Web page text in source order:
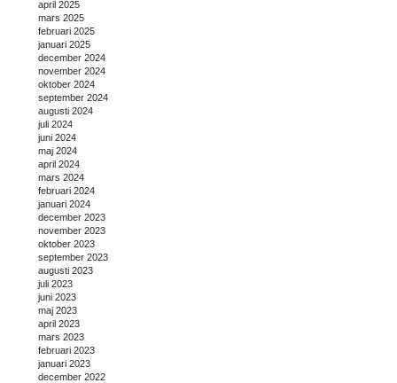
april 2025
mars 2025
februari 2025
januari 2025
december 2024
november 2024
oktober 2024
september 2024
augusti 2024
juli 2024
juni 2024
maj 2024
april 2024
mars 2024
februari 2024
januari 2024
december 2023
november 2023
oktober 2023
september 2023
augusti 2023
juli 2023
juni 2023
maj 2023
april 2023
mars 2023
februari 2023
januari 2023
december 2022